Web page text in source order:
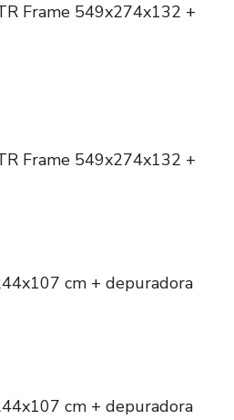
Frame 549x274x132 +
Frame 549x274x132 +
cm + depuradora
cm + depuradora